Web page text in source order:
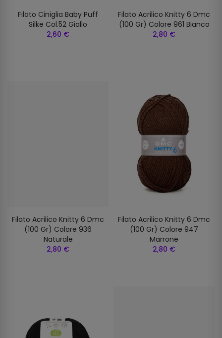
Filato Ciniglia Baby Puff
Silke Col.52 Giallo
2,60 €
Filato Acrilico Knitty 6 Dmc
(100 Gr) Colore 961 Bianco
2,80 €
Filato Acrilico Knitty 6 Dmc
(100 Gr) Colore 936
Naturale
2,80 €
Filato Acrilico Knitty 6 Dmc
(100 Gr) Colore 947
Marrone
2,80 €